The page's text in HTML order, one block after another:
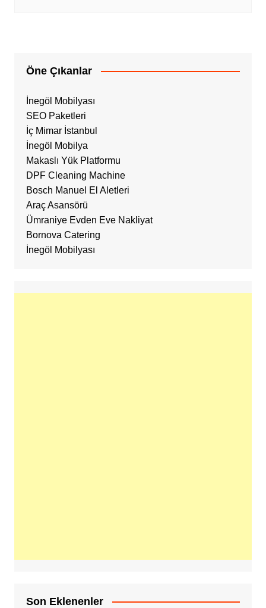
Öne Çıkanlar
İnegöl Mobilyası
SEO Paketleri
İç Mimar İstanbul
İnegöl Mobilya
Makaslı Yük Platformu
DPF Cleaning Machine
Bosch Manuel El Aletleri
Araç Asansörü
Ümraniye Evden Eve Nakliyat
Bornova Catering
İnegöl Mobilyası
Son Eklenenler